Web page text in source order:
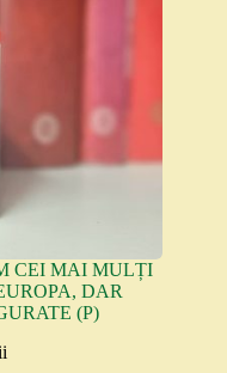
CEI MAI MULȚI
DAR
(P)